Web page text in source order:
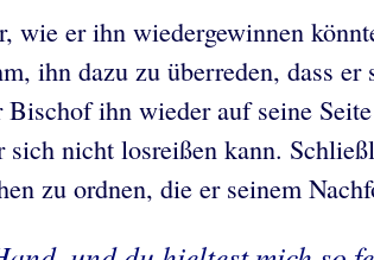
er ihn wiedergewinnen
ihn dazu zu überreden, dass
ihn wieder auf seine
nicht losreißen kann.
zu ordnen, die er seinem